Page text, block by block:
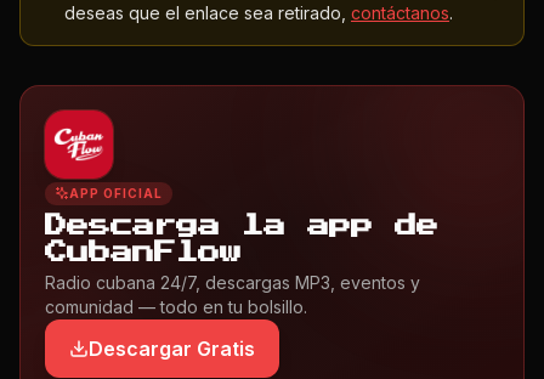
deseas que el enlace sea retirado, contáctanos.
APP OFICIAL
Descarga la app de
CubanFlow
Radio cubana 24/7, descargas MP3, eventos y
comunidad — todo en tu bolsillo.
Descargar Gratis